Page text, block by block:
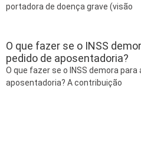
portadora de doença grave (visão
O que fazer se o INSS
pedido de aposentadoria?
O que fazer se o INSS demora
aposentadoria? A contribuição